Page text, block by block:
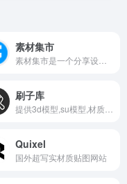
素材集市
刷子库
Quixel
国外超写实材质贴图网站